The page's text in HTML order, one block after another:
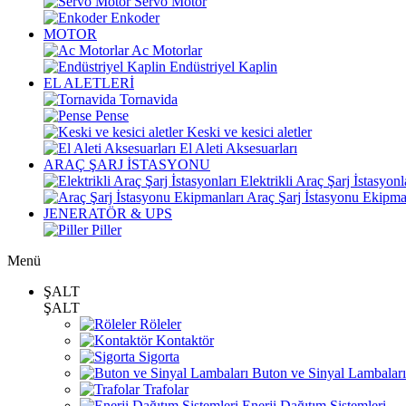
Enkoder
MOTOR
Ac Motorlar
Endüstriyel Kaplin
EL ALETLERİ
Tornavida
Pense
Keski ve kesici aletler
El Aleti Aksesuarları
ARAÇ ŞARJ İSTASYONU
Elektrikli Araç Şarj
Araç Şarj İstasyonu
JENERATÖR & UPS
Piller
Menü
ŞALT
ŞALT
Röleler
Kontaktör
Sigorta
Buton ve Sinyal Lambaları
Trafolar